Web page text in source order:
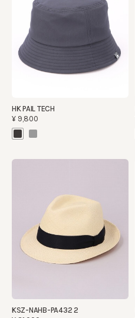
HK PAIL TECH
¥9,800
KSZ-NAHB-PA432 2